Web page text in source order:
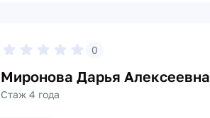
0
Миронова Дарья Алексеевна
Стаж 4 года